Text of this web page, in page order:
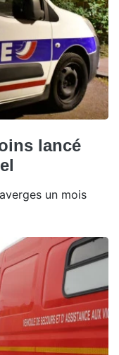
lancé
un mois